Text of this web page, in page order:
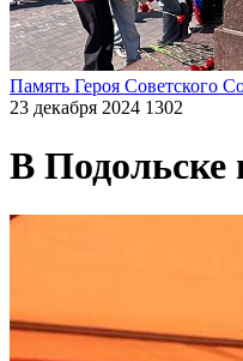
Память Героя Советского
23 декабря 2024 1302
В Подольске